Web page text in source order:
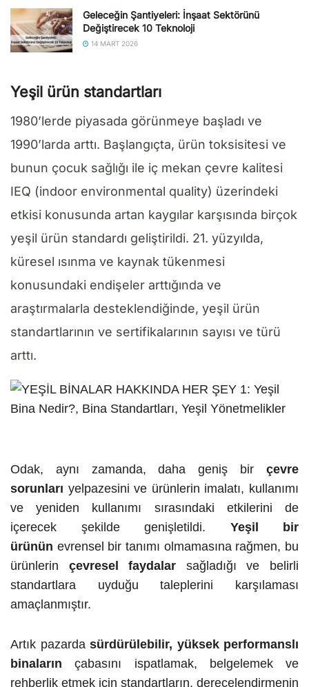
Geleceğin Şantiyeleri: İnşaat Sektörünü
Değiştirecek 10 Teknoloji
14 MART 2026
Yeşil ürün standartları
1980’lerde piyasada görünmeye başladı ve
1990’larda arttı. Başlangıçta, ürün toksisitesi ve
bunun çocuk sağlığı ile iç mekan çevre kalitesi
IEQ (indoor environmental quality) üzerindeki
etkisi konusunda artan kaygılar karşısında birçok
yeşil ürün standardı geliştirildi. 21. yüzyılda,
küresel ısınma ve kaynak tükenmesi
konusundaki endişeler arttığında ve
araştırmalarla desteklendiğinde, yeşil ürün
standartlarının ve sertifikalarının sayısı ve türü
arttı.
Odak, aynı zamanda, daha geniş bir çevre
sorunları yelpazesini ve ürünlerin imalatı, kullanımı
ve yeniden kullanımı sırasındaki etkilerini de
içerecek şekilde genişletildi. Yeşil bir
ürünün evrensel bir tanımı olmamasına rağmen, bu
ürünlerin çevresel faydalar sağladığı ve belirli
standartlara uyduğu taleplerini karşılaması
amaçlanmıştır.
Artık pazarda sürdürülebilir, yüksek performanslı
binaların çabasını ispatlamak, belgelemek ve
rehberlik etmek için standartların, derecelendirmenin